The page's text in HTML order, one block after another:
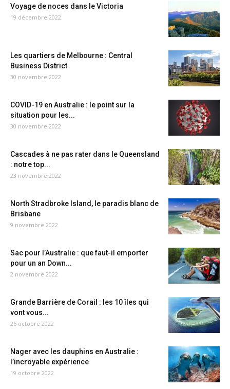
Voyage de noces dans le Victoria
19 décembre 2022
Les quartiers de Melbourne : Central
Business District
30 novembre 2022
COVID-19 en Australie : le point sur la
situation pour les...
30 novembre 2022
Cascades à ne pas rater dans le Queensland
: notre top...
23 novembre 2022
North Stradbroke Island, le paradis blanc de
Brisbane
9 novembre 2022
Sac pour l’Australie : que faut-il emporter
pour un an Down...
2 novembre 2022
Grande Barrière de Corail : les 10 îles qui
vont vous...
26 octobre 2022
Nager avec les dauphins en Australie :
l’incroyable expérience
19 octobre 2022